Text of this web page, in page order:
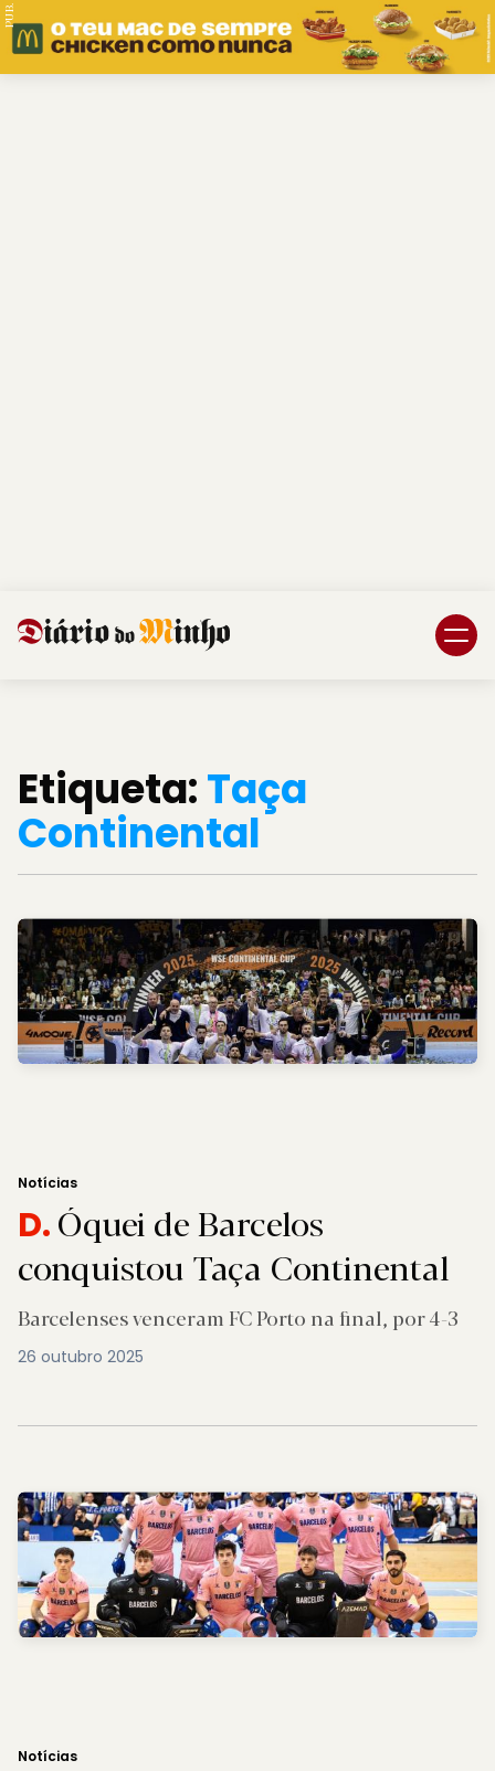
PUB.
Etiqueta:Taça
Continental
Notícias
D.Óquei de Barcelos
conquistou Taça Continental
Barcelenses venceram FC Porto na final, por 4-3
26 outubro 2025
Notícias